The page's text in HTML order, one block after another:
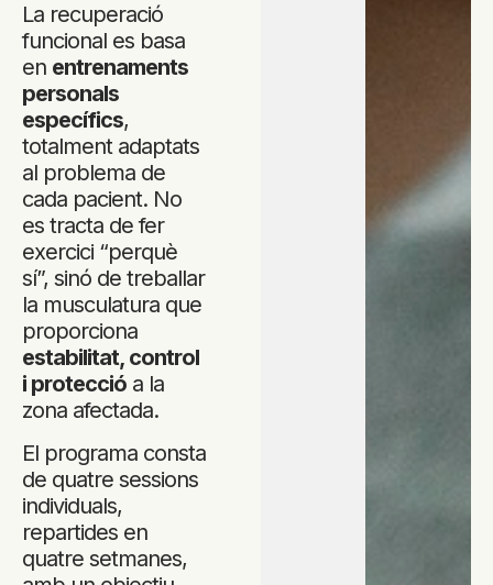
La recuperació
funcional es basa
en entrenaments
personals
específics,
totalment adaptats
al problema de
cada pacient. No
es tracta de fer
exercici “perquè
sí”, sinó de treballar
la musculatura que
proporciona
estabilitat, control
i protecció a la
zona afectada.
El programa consta
de quatre sessions
individuals,
repartides en
quatre setmanes,